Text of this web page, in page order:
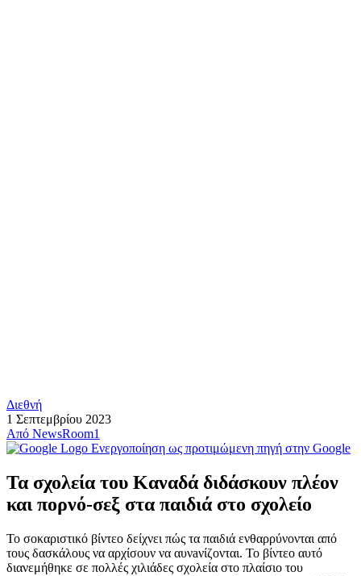
Διεθνή
1 Σεπτεμβρίου 2023
Από NewsRoom1
Ενεργοποίηση ως προτιμώμενη πηγή στην Google
Τα σχολεία του Καναδά διδάσκουν πλέον
και πoρνό-σεξ στα παιδιά στο σχολείο
Το σοκαριστικό βίντεο δείχνει πώς τα παιδιά ενθαρρύνονται από
τους δασκάλους να αρχίσουν να αυνaνίζoνται. Το βίντεο αυτό
διανεμήθηκε σε πολλές χιλιάδες σχολεία στο πλαίσιο του